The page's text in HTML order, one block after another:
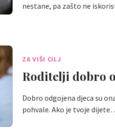
nestane, pa zašto ne
ZA VIŠI CILJ
Roditelji dobro
Dobro odgojena djeca su
pohvale. Ako je tvoje